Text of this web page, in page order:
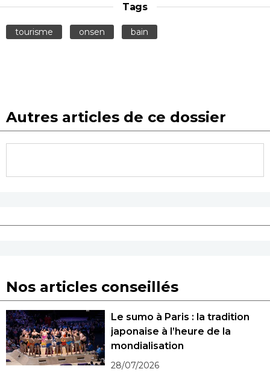
Tags
tourisme onsen bain
Autres articles de ce dossier
Nos articles conseillés
Le sumo à Paris : la tradition
japonaise à l’heure de la
mondialisation
28/07/2026